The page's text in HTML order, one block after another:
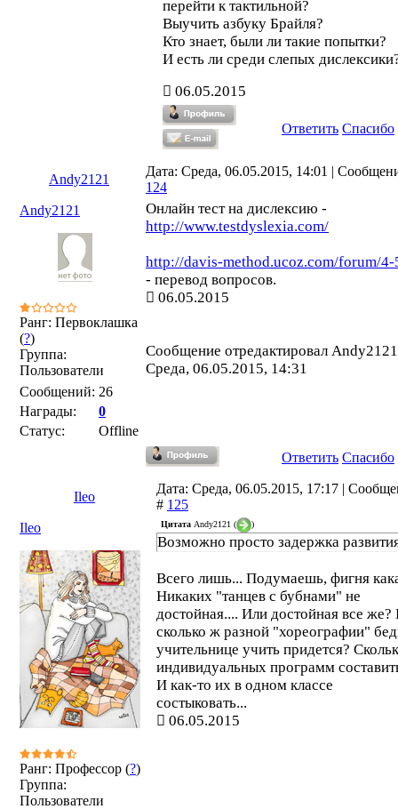
перейти к тактильной?
Выучить азбуку Брайля?
Кто знает, были ли такие попытки?
И есть ли среди слепых
06.05.2015
Ответить Спасибо
Andy2121
Дата: Среда, 06.05.2015, 14:01 |
124
Andy2121
Ранг: Первоклашка
(?)
Группа:
Пользователи
Сообщений: 26
Награды:
0
Статус:
Offline
Онлайн тест на дислексию -
http://www.testdyslexia.com/
http://davis-method.ucoz.com/forum/4-
- перевод вопросов.
06.05.2015
Сообщение отредактировал Andy2121
Среда, 06.05.2015, 14:31
Ответить Спасибо
Ileo
Дата: Среда, 06.05.2015, 17:17 |
# 125
Ileo
Ранг: Профессор (?)
Группа:
Пользователи
Цитата Andy2121 ( )
Возможно просто задержка
Всего лишь... Подумаешь, фигня
Никаких "танцев с бубнами" не
достойная.... Или достойная все же?
сколько ж разной "хореографии"
учительнице учить придется?
индивидуальных программ
И как-то их в одном классе
состыковать...
06.05.2015